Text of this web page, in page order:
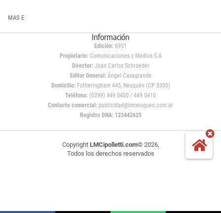
MAS E
Información
Edición: 6951
Propietario:Comunicaciones y Medios S.A
Director: Juan Carlos Schroeder
Editor General:Ángel Casagrande
Domicilio:Fotheringham 445, Neuquén (CP 8300)
Teléfono: (0299) 449 0400 / 449 0410
Contacto comercial: publicidad@lmneuquen.com.ar
Registro DNA: 123442625
Copyright LMCipolletti.com© 2026,
Todos los derechos reservados